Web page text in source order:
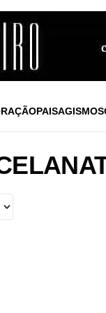
PAISAGISMO